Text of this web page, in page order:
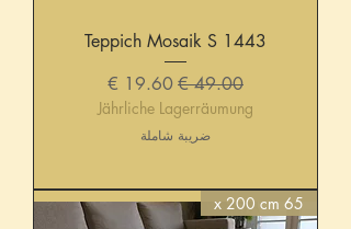
Teppich Mosaik S 1443
سعر عاديسعر البيع
Jährliche Lagerräumung
ضريبة شاملة
65 x 200 cm